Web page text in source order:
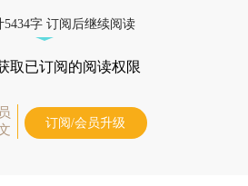
5434字 订阅后继续阅读
取已订阅的阅读权限
订阅/会员升级